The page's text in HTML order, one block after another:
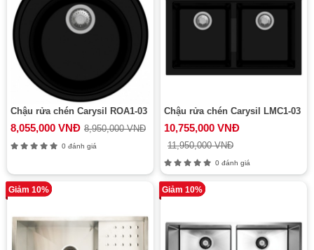
Chậu rửa chén Carysil ROA1-03
8,055,000 VNĐ 8,950,000 VNĐ
0 đánh giá
Chậu rửa chén Carysil LMC1-03
10,755,000 VNĐ
11,950,000 VNĐ
0 đánh giá
Giảm 10% Giảm 10%